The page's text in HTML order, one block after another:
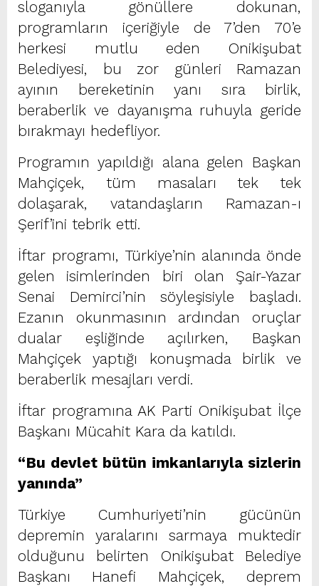
sloganıyla gönüllere dokunan,
programların içeriğiyle de 7’den 70’e
herkesi mutlu eden Onikişubat
Belediyesi, bu zor günleri Ramazan
ayının bereketinin yanı sıra birlik,
beraberlik ve dayanışma ruhuyla geride
bırakmayı hedefliyor.
Programın yapıldığı alana gelen Başkan
Mahçiçek, tüm masaları tek tek
dolaşarak, vatandaşların Ramazan-ı
Şerif’ini tebrik etti.
İftar programı, Türkiye’nin alanında önde
gelen isimlerinden biri olan Şair-Yazar
Senai Demirci’nin söyleşisiyle başladı.
Ezanın okunmasının ardından oruçlar
dualar eşliğinde açılırken, Başkan
Mahçiçek yaptığı konuşmada birlik ve
beraberlik mesajları verdi.
İftar programına AK Parti Onikişubat İlçe
Başkanı Mücahit Kara da katıldı.
“Bu devlet bütün imkanlarıyla sizlerin
yanında”
Türkiye Cumhuriyeti’nin gücünün
depremin yaralarını sarmaya muktedir
olduğunu belirten Onikişubat Belediye
Başkanı Hanefi Mahçiçek, deprem